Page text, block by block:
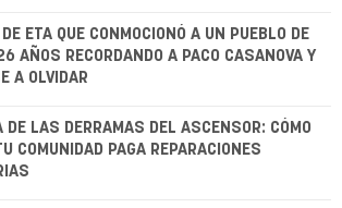
ETA QUE CONMOCIONÓ A UN PUEBLO DE
AÑOS RECORDANDO A PACO CASANOVA Y
A OLVIDAR
DE LAS DERRAMAS DEL ASCENSOR: CÓMO
COMUNIDAD PAGA REPARACIONES